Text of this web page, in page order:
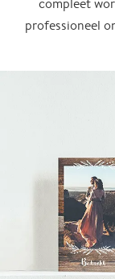
compleet
professioneel